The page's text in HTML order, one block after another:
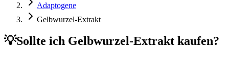
Adaptogene
Gelbwurzel-Extrakt
💡Sollte ich Gelbwurzel-Extrakt kaufen?